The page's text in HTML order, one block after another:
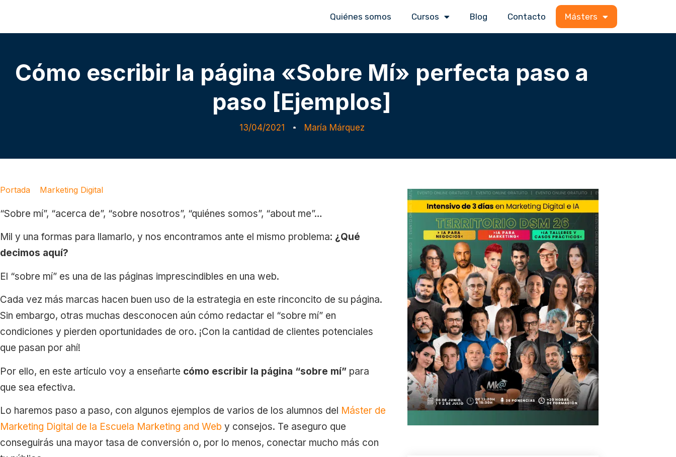
Quiénes somos Cursos Blog Contacto Másters
Cómo escribir la página «Sobre Mí» perfecta paso a
paso [Ejemplos]
13/04/2021 María Márquez
Portada Marketing Digital
“Sobre mí”, “acerca de”, “sobre nosotros”, “quiénes somos”, “about me”…
Mil y una formas para llamarlo, y nos encontramos ante el mismo problema: ¿Qué
decimos aquí?
El “sobre mí” es una de las páginas imprescindibles en una web.
Cada vez más marcas hacen buen uso de la estrategia en este rinconcito de su página.
Sin embargo, otras muchas desconocen aún cómo redactar el “sobre mí” en
condiciones y pierden oportunidades de oro. ¡Con la cantidad de clientes potenciales
que pasan por ahí!
Por ello, en este artículo voy a enseñarte cómo escribir la página “sobre mí” para
que sea efectiva.
Lo haremos paso a paso, con algunos ejemplos de varios de los alumnos del Máster de
Marketing Digital de la Escuela Marketing and Web y consejos. Te aseguro que
conseguirás una mayor tasa de conversión o, por lo menos, conectar mucho más con